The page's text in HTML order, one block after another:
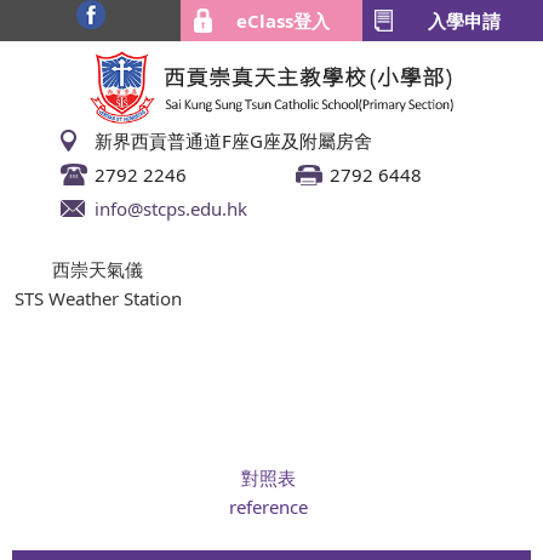
eClass登入 入學申請
新界西貢普通道F座G座及附屬房舍
2792 2246
2792 6448
info@stcps.edu.hk
西崇天氣儀
STS Weather Station
對照表
reference